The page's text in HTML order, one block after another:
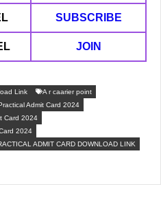
SUBSCRIBE
JOIN
Link
A r caarier point
Admit Card 2024
Card 2024
2024
ADMIT CARD DOWNLOAD LINK